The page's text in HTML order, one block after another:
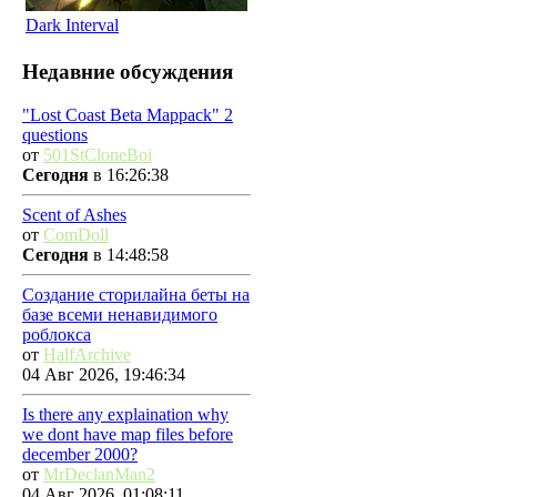
Dark Interval
Недавние обсуждения
"Lost Coast Beta Mappack" 2
questions
от 501StCloneBoi
Сегодня в 16:26:38
Scent of Ashes
от ComDoll
Сегодня в 14:48:58
Создание сторилайна беты на
базе всеми ненавидимого
роблокса
от HalfArchive
04 Авг 2026, 19:46:34
Is there any explaination why
we dont have map files before
december 2000?
от MrDeclanMan2